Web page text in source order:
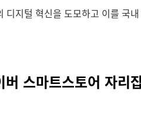
디지털 혁신을 도모하고 이를 국
스마트스토어 자리